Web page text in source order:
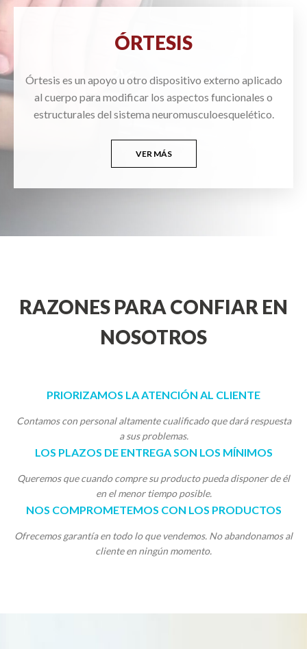
ÓRTESIS
Órtesis es un apoyo u otro dispositivo externo aplicado
al cuerpo para modificar los aspectos funcionales o
estructurales del sistema neuromusculoesquelético.
VER MÁS
RAZONES PARA CONFIAR EN
NOSOTROS
PRIORIZAMOS LA ATENCIÓN AL CLIENTE
Contamos con personal altamente cualificado que dará respuesta
a sus problemas.
LOS PLAZOS DE ENTREGA SON LOS MÍNIMOS
Queremos que cuando compre su producto pueda disponer de él
en el menor tiempo posible.
NOS COMPROMETEMOS CON LOS PRODUCTOS
Ofrecemos garantía en todo lo que vendemos. No abandonamos al
cliente en ningún momento.